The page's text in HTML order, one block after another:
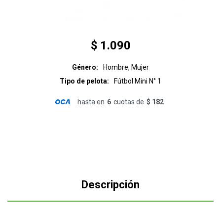
$ 1.090
Género
Hombre, Mujer
Tipo de pelota
Fútbol Mini N° 1
hasta en 6 cuotas de $ 182
Descripción